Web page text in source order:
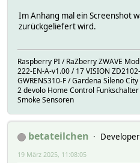
Im Anhang mal ein Screenshot
zurückgeliefert wird.
Raspberry PI / RaZberry ZWAVE
222-EN-A-v1.00 / 17 VISION
GWRENS310-F / Gardena Sileno
2 devolo Home Control Funkschalter
Smoke Sensoren
betateilchen
Developer
19 März 2025, 11:08:05